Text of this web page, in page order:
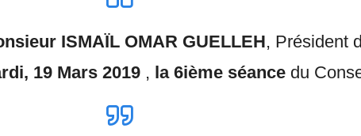
ISMAÏL OMAR GUELLEH, Président
19 Mars 2019, la 6ième séance du